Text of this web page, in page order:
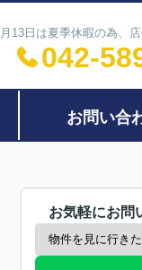
日は夏季休暇の為、店
042-
お問い合
お気軽にお問